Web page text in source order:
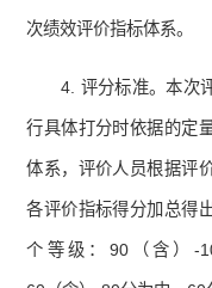
次绩效评价指标体系。
4. 评分标准。本次
行具体打分时依据的定
体系，评价人员根据评
各评价指标得分加总得
个等级：90（含）-